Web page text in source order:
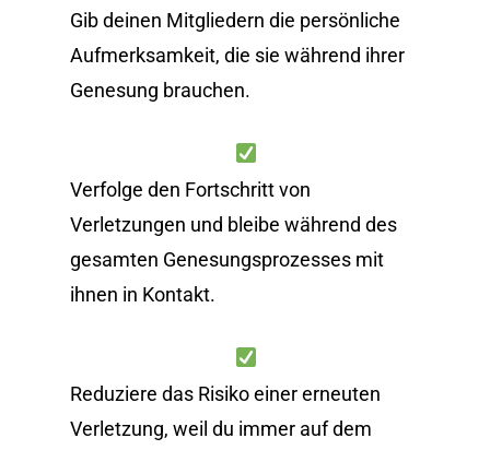
Gib deinen Mitgliedern die persönliche
Aufmerksamkeit, die sie während ihrer
Genesung brauchen.
Verfolge den Fortschritt von
Verletzungen und bleibe während des
gesamten Genesungsprozesses mit
ihnen in Kontakt.
Reduziere das Risiko einer erneuten
Verletzung, weil du immer auf dem